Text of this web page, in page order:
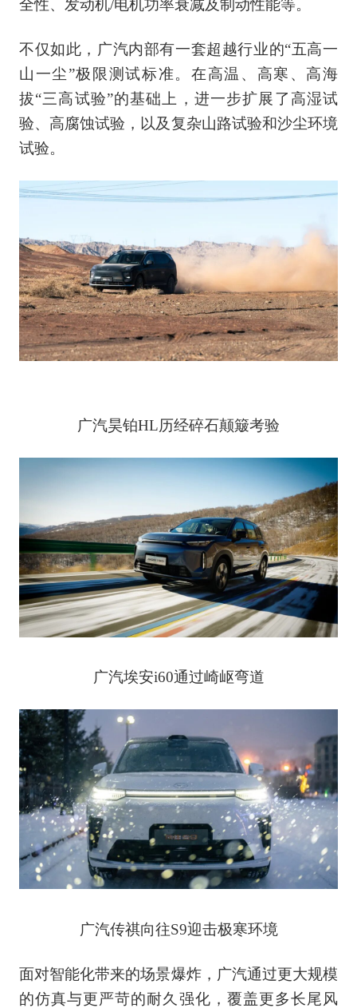
全性、发动机/电机功率衰减及制动性能等。
不仅如此，广汽内部有一套超越行业的“五高一
山一尘”极限测试标准。在高温、高寒、高海
拔“三高试验”的基础上，进一步扩展了高湿试
验、高腐蚀试验，以及复杂山路试验和沙尘环境
试验。
广汽昊铂HL历经碎石颠簸考验
广汽埃安i60通过崎岖弯道
广汽传祺向往S9迎击极寒环境
面对智能化带来的场景爆炸，广汽通过更大规模
的仿真与更严苛的耐久强化，覆盖更多长尾风